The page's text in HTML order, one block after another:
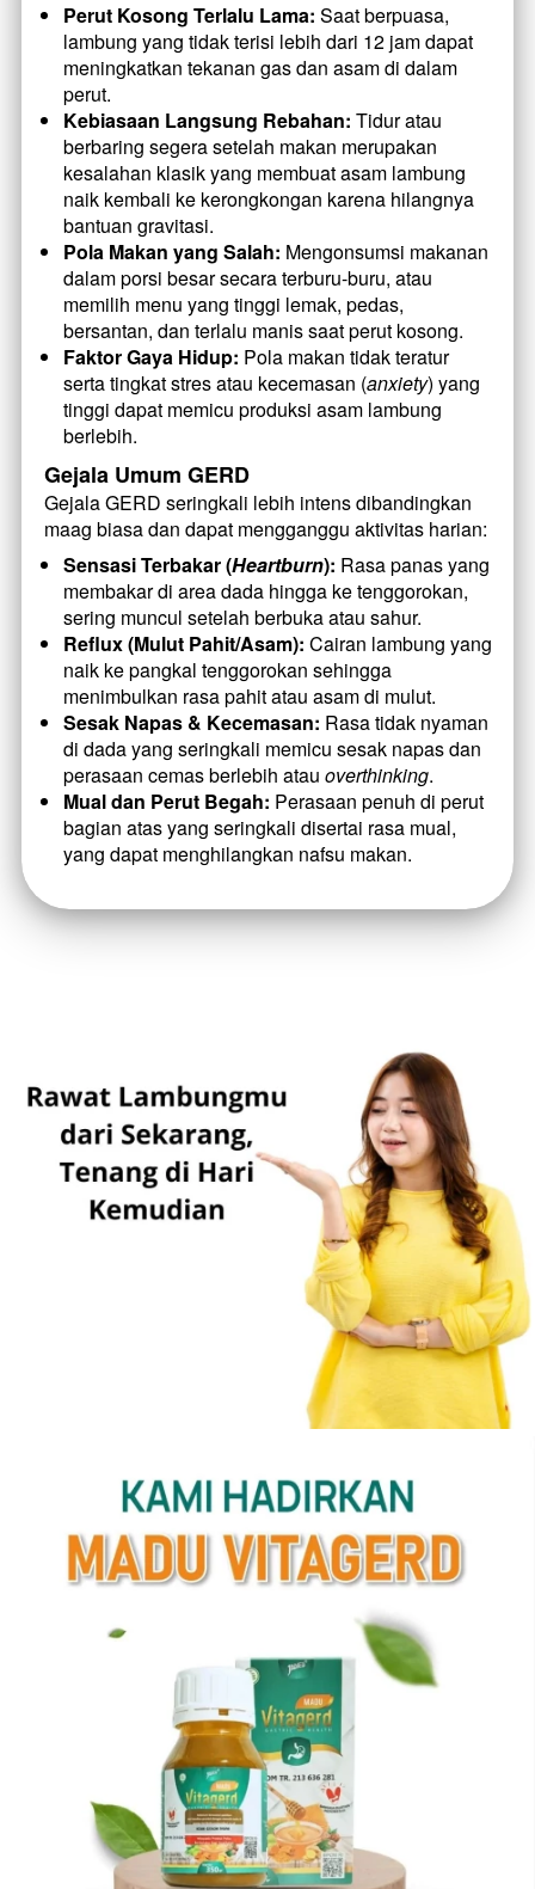
Perut Kosong Terlalu Lama: Saat berpuasa,
lambung yang tidak terisi lebih dari 12 jam dapat
meningkatkan tekanan gas dan asam di dalam
perut.
Kebiasaan Langsung Rebahan: Tidur atau
berbaring segera setelah makan merupakan
kesalahan klasik yang membuat asam lambung
naik kembali ke kerongkongan karena hilangnya
bantuan gravitasi.
Pola Makan yang Salah: Mengonsumsi makanan
dalam porsi besar secara terburu-buru, atau
memilih menu yang tinggi lemak, pedas,
bersantan, dan terlalu manis saat perut kosong.
Faktor Gaya Hidup: Pola makan tidak teratur
serta tingkat stres atau kecemasan (anxiety) yang
tinggi dapat memicu produksi asam lambung
berlebih.
Gejala Umum GERD
Gejala GERD seringkali lebih intens dibandingkan
maag biasa dan dapat mengganggu aktivitas harian:
Sensasi Terbakar (Heartburn): Rasa panas yang
membakar di area dada hingga ke tenggorokan,
sering muncul setelah berbuka atau sahur.
Reflux (Mulut Pahit/Asam): Cairan lambung yang
naik ke pangkal tenggorokan sehingga
menimbulkan rasa pahit atau asam di mulut.
Sesak Napas & Kecemasan: Rasa tidak nyaman
di dada yang seringkali memicu sesak napas dan
perasaan cemas berlebih atau overthinking.
Mual dan Perut Begah: Perasaan penuh di perut
bagian atas yang seringkali disertai rasa mual,
yang dapat menghilangkan nafsu makan.